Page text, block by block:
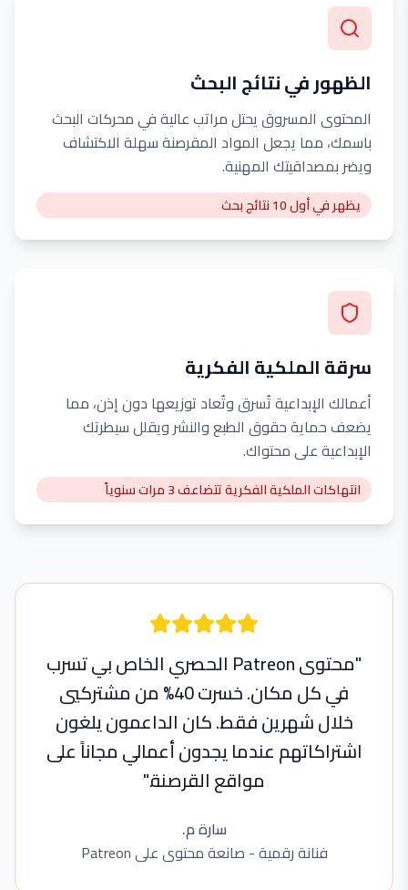
الظهور في نتائج البحث
المحتوى المسروق يحتل مراتب عالية في محركات البحث
باسمك، مما يجعل المواد المقرصنة سهلة الاكتشاف
ويضر بمصداقيتك المهنية.
يظهر في أول 10 نتائج بحث
سرقة الملكية الفكرية
أعمالك الإبداعية تُسرق وتُعاد توزيعها دون إذن، مما
يضعف حماية حقوق الطبع والنشر ويقلل سيطرتك
الإبداعية على محتواك.
انتهاكات الملكية الفكرية تتضاعف 3 مرات سنوياً
"محتوى Patreon الحصري الخاص بي تسرب
في كل مكان. خسرت 40% من مشتركيي
خلال شهرين فقط. كان الداعمون يلغون
اشتراكاتهم عندما يجدون أعمالي مجاناً على
مواقع القرصنة."
سارة م.
فنانة رقمية - صانعة محتوى على Patreon